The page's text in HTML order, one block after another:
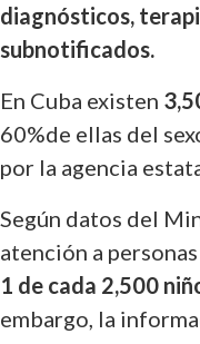
diagnósticos,
subnotificados.
En Cuba existen
60%de ellas del
por la agencia
Según datos del
atención a
1 de cada 2,500
embargo, la